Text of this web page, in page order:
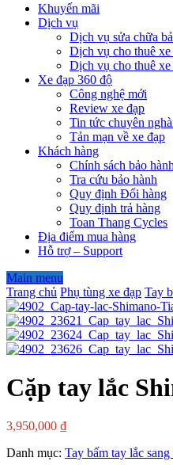
Khuyến mãi
Dịch vụ
Dịch vụ sửa chữa
Dịch vụ cho thuê
Dịch vụ cho thuê
Xe đạp 360 độ
Công nghệ mới
Review xe đạp
Tin tức chuyên
Tản mạn về xe đạp
Khách hàng
Chính sách bảo hành
Tra cứu bảo hành
Quy định Đổi hàng
Quy định trả hàng
Toan Thang Cycles
Địa điểm mua hàng
Hỗ trợ – Support
Main menu
Trang chủ Phụ tùng xe đạp Tay
Cặp tay lắc
3,950,000 ₫
Danh mục: Tay bấm tay lắc sang